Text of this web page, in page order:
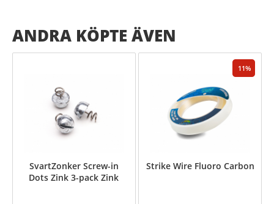
ANDRA KÖPTE ÄVEN
SvartZonker Screw-in
Dots Zink 3-pack Zink
11
Strike Wire Fluoro Carbon